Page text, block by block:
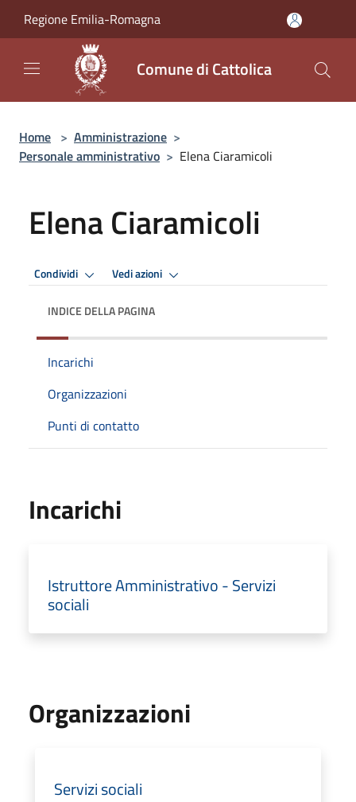
Regione Emilia-Romagna
Comune di Cattolica
Home > Amministrazione >
Personale amministrativo > Elena Ciaramicoli
Elena Ciaramicoli
Condividi Vedi azioni
INDICE DELLA PAGINA
Incarichi
Organizzazioni
Punti di contatto
Incarichi
Istruttore Amministrativo - Servizi
sociali
Organizzazioni
Servizi sociali